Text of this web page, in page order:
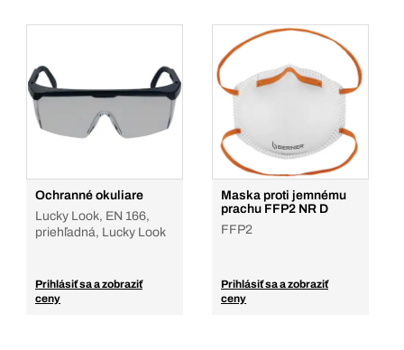
Ochranné okuliare
Lucky Look, EN 166,
priehľadná, Lucky Look
Prihlásiť sa a zobraziť
ceny
Maska proti jemnému
prachu FFP2 NR D
FFP2
Prihlásiť sa a zobraziť
ceny